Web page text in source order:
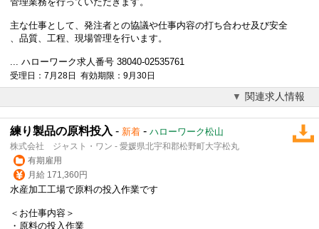
主な仕事として、発注者との協議や仕事内容の打ち合わせ及び安全
、品質、工程、現場管理を行います。
... ハローワーク求人番号 38040-02535761
受理日：7月28日 有効期限：9月30日
関連求人情報
練り製品の原料投入 - 新着 - ハローワーク松山
株式会社 ジャスト・ワン - 愛媛県北宇和郡松野町大字松丸
有期雇用
月給 171,360円
水産加工工場で原料の投入作業です
＜お仕事内容＞
・原料の投入作業